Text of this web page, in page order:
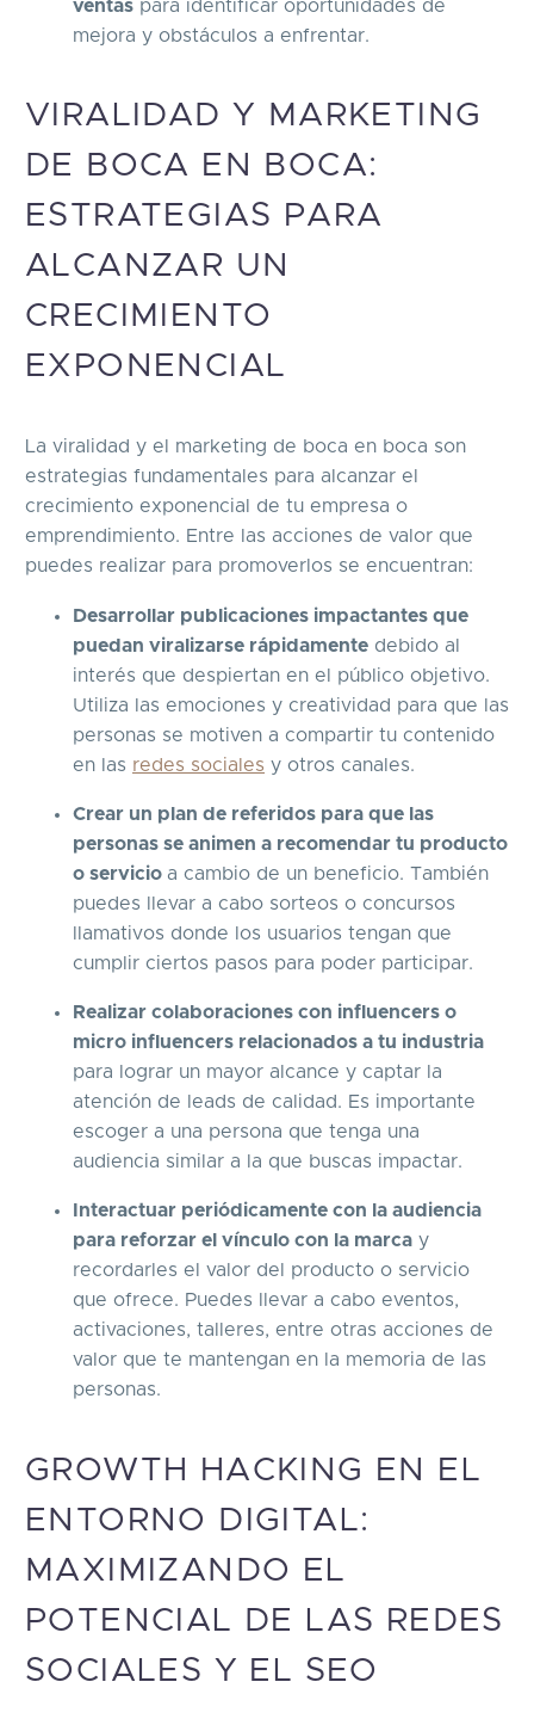
ventas para identificar oportunidades de
mejora y obstáculos a enfrentar.
VIRALIDAD Y MARKETING
DE BOCA EN BOCA:
ESTRATEGIAS PARA
ALCANZAR UN
CRECIMIENTO
EXPONENCIAL
La viralidad y el marketing de boca en boca son
estrategias fundamentales para alcanzar el
crecimiento exponencial de tu empresa o
emprendimiento. Entre las acciones de valor que
puedes realizar para promoverlos se encuentran:
Desarrollar publicaciones impactantes que
puedan viralizarse rápidamente debido al
interés que despiertan en el público objetivo.
Utiliza las emociones y creatividad para que las
personas se motiven a compartir tu contenido
en las redes sociales y otros canales.
Crear un plan de referidos para que las
personas se animen a recomendar tu producto
o servicio a cambio de un beneficio. También
puedes llevar a cabo sorteos o concursos
llamativos donde los usuarios tengan que
cumplir ciertos pasos para poder participar.
Realizar colaboraciones con influencers o
micro influencers relacionados a tu industria
para lograr un mayor alcance y captar la
atención de leads de calidad. Es importante
escoger a una persona que tenga una
audiencia similar a la que buscas impactar.
Interactuar periódicamente con la audiencia
para reforzar el vínculo con la marca y
recordarles el valor del producto o servicio
que ofrece. Puedes llevar a cabo eventos,
activaciones, talleres, entre otras acciones de
valor que te mantengan en la memoria de las
personas.
GROWTH HACKING EN EL
ENTORNO DIGITAL:
MAXIMIZANDO EL
POTENCIAL DE LAS REDES
SOCIALES Y EL SEO